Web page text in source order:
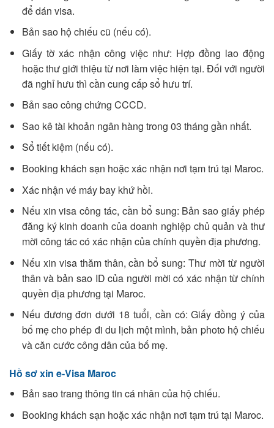
để dán visa.
Bản sao hộ chiếu cũ (nếu có).
Giấy tờ xác nhận công việc như: Hợp đồng lao động
hoặc thư giới thiệu từ nơi làm việc hiện tại. Đối với người
đã nghỉ hưu thì cần cung cấp sổ hưu trí.
Bản sao công chứng CCCD.
Sao kê tài khoản ngân hàng trong 03 tháng gần nhất.
Sổ tiết kiệm (nếu có).
Booking khách sạn hoặc xác nhận nơi tạm trú tại Maroc.
Xác nhận vé máy bay khứ hồi.
Nếu xin visa công tác, cần bổ sung: Bản sao giấy phép
đăng ký kinh doanh của doanh nghiệp chủ quản và thư
mời công tác có xác nhận của chính quyền địa phương.
Nếu xin visa thăm thân, cần bổ sung: Thư mời từ người
thân và bản sao ID của người mời có xác nhận từ chính
quyền địa phương tại Maroc.
Nếu đương đơn dưới 18 tuổi, cần có: Giấy đồng ý của
bố mẹ cho phép đi du lịch một mình, bản photo hộ chiếu
và căn cước công dân của bố mẹ.
Hồ sơ xin e-Visa Maroc
Bản sao trang thông tin cá nhân của hộ chiếu.
Booking khách sạn hoặc xác nhận nơi tạm trú tại Maroc.